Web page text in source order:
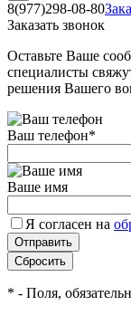
8(977)298-08-80
Заказать звонок
Оставьте Ваше
специалисты
решения Вашего
Ваш телефон*
Ваше имя
Я согласен на
* - Поля,